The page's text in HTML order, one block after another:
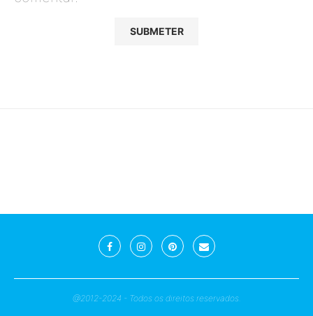
@2012-2024 - Todos os direitos reservados.